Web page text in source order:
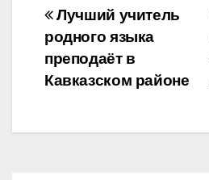
Навигация
по
записям
Лучший учитель
родного языка
преподаёт в
Кавказском районе